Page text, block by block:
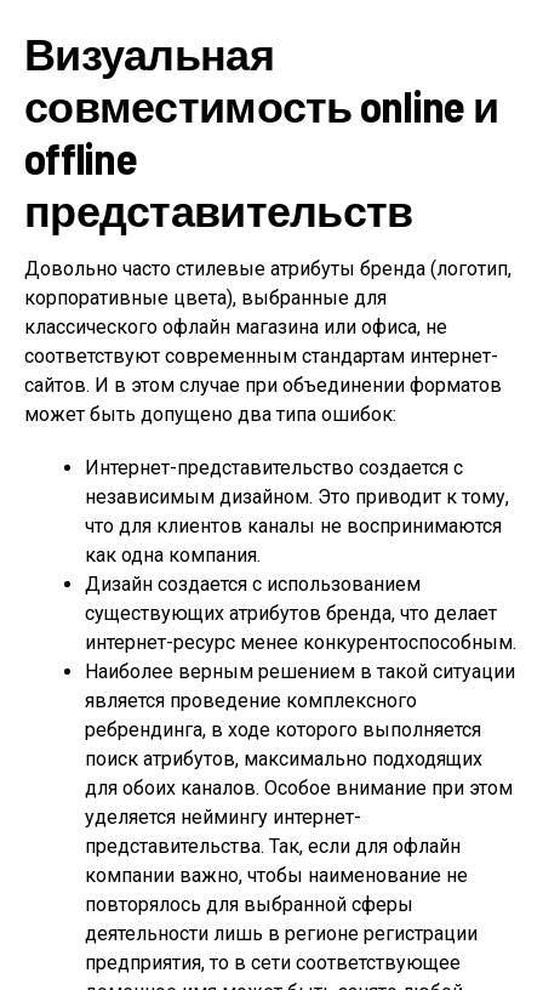
Визуальная
совместимость online и
offline
представительств
Довольно часто стилевые атрибуты бренда (логотип,
корпоративные цвета), выбранные для
классического офлайн магазина или офиса, не
соответствуют современным стандартам интернет-
сайтов. И в этом случае при объединении форматов
может быть допущено два типа ошибок:
Интернет-представительство создается с
независимым дизайном. Это приводит к тому,
что для клиентов каналы не воспринимаются
как одна компания.
Дизайн создается с использованием
существующих атрибутов бренда, что делает
интернет-ресурс менее конкурентоспособным.
Наиболее верным решением в такой ситуации
является проведение комплексного
ребрендинга, в ходе которого выполняется
поиск атрибутов, максимально подходящих
для обоих каналов. Особое внимание при этом
уделяется неймингу интернет-
представительства. Так, если для офлайн
компании важно, чтобы наименование не
повторялось для выбранной сферы
деятельности лишь в регионе регистрации
предприятия, то в сети соответствующее